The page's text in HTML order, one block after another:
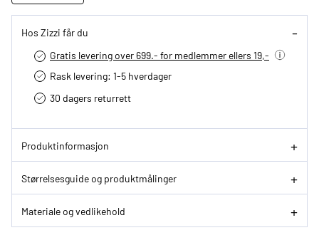
Hos Zizzi får du
Gratis levering over 699.- for medlemmer ellers 19,-
Rask levering: 1-5 hverdager
30 dagers returrett
Produktinformasjon
Størrelsesguide og produktmålinger
Materiale og vedlikehold